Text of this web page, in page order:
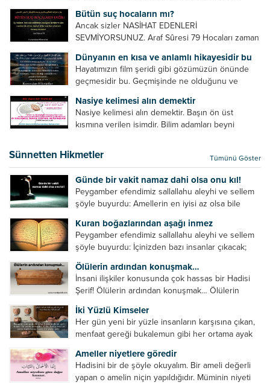
Bütün suç hocaların mı?
Ancak sizler NASİHAT EDENLERİ
SEVMİYORSUNUZ. Araf Sûresi 79 Hocaları zaman
geliştirmeleri hususunda bazen açık bazen gizli
tenkitlerde bulunmuşuzdur. Örneğin hocalarda
olması gereken hususları sıralar ve...
Dünyanın en kısa ve anlamlı hikayesidir bu
Hayatımızın film şeridi gibi gözümüzün önünde
geçmesidir bu. Geçmişinde ne olduğunu ve
âyetlere baksın. Hayatı özetler misin sorusuna
verilebilecek en kısa ve bir o...
Nasiye kelimesi alın demektir
Nasiye kelimesi alın demektir. Başın ön üst
kısmına verilen isimdir. Bilim adamları beyni
Beynin ön kısmında bulunan bölüme ön bellek
denir. Bu kısım insan vücudunda...
Sünnetten Hikmetler Tümünü Göster
Günde bir vakit namaz dahi olsa onu kıl!
Peygamber efendimiz sallallahu aleyhi ve sellem
şöyle buyurdu: Amellerin en iyisi az olsa bile
bir yere sahiptir. Namaz kul ile Allah arasındaki bir
toplantıdır....
Kuran boğazlarından aşağı inmez
Peygamber efendimiz sallallahu aleyhi ve sellem
şöyle buyurdu: İçinizden bazı insanlar çıkacak;
küçümseyeceksiniz. Onların oruçlarını görünce
kendi oruçlarınızı küçümseyeceksiniz. Onların
amellerini görünce kendi amellerinizi
küçümseyeceksiniz. ...
Ölülerin ardından konuşmak…
İnsani ilişkiler konusunda çok hassas bir Hadisi
Şerif! Ölülerin ardından konuşmak… Ölülerin
küfretmek, sövmek, onların günah ve kusurlarını
zikretmek ölüye zarar vermez, fayda da vermez....
İki Yüzlü Kimseler
Her gün yeni bir yüzle insanların karşısına çıkan,
menfaat gereği bukalemun gibi her ortama ayak
insan grubudur. Müminlerin yanında mümin gibi
duran,...
Ameller niyetlere göredir
Hadisini bir de şöyle okuyalım. Bir ameli değerli
yapan o amelin niçin yapıldığıdır. Müminin niyeti